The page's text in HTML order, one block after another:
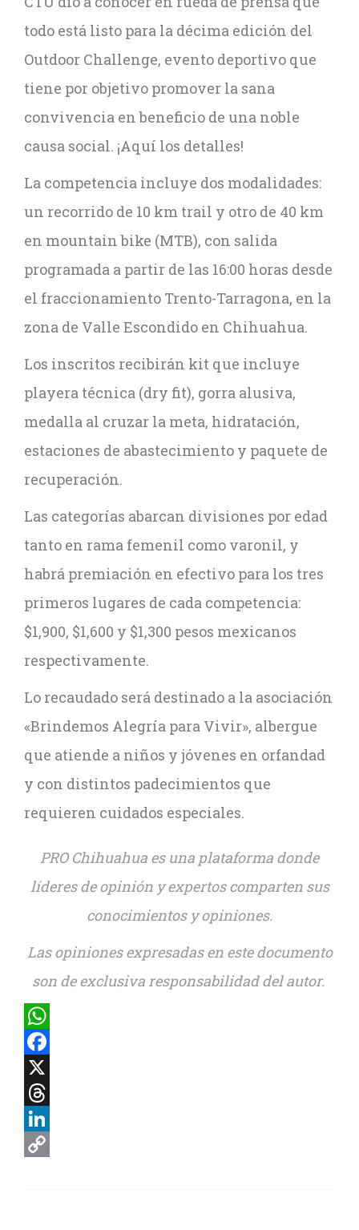
todo está listo para la décima edición del
Outdoor Challenge, evento deportivo que
tiene por objetivo promover la sana
convivencia en beneficio de una noble
causa social. ¡Aquí los detalles!
La competencia incluye dos modalidades:
un recorrido de 10 km trail y otro de 40 km
en mountain bike (MTB), con salida
programada a partir de las 16:00 horas desde
el fraccionamiento Trento-Tarragona, en la
zona de Valle Escondido en Chihuahua.
Los inscritos recibirán kit que incluye
playera técnica (dry fit), gorra alusiva,
medalla al cruzar la meta, hidratación,
estaciones de abastecimiento y paquete de
recuperación.
Las categorías abarcan divisiones por edad
tanto en rama femenil como varonil, y
habrá premiación en efectivo para los tres
primeros lugares de cada competencia:
$1,900, $1,600 y $1,300 pesos mexicanos
respectivamente.
Lo recaudado será destinado a la asociación
«Brindemos Alegría para Vivir», albergue
que atiende a niños y jóvenes en orfandad
y con distintos padecimientos que
requieren cuidados especiales.
PRO Chihuahua es una plataforma donde
líderes de opinión y expertos comparten sus
conocimientos y opiniones.
Las opiniones expresadas en este documento
son de exclusiva responsabilidad del autor.
WhatsApp
Facebook
X
Threads
LinkedIn